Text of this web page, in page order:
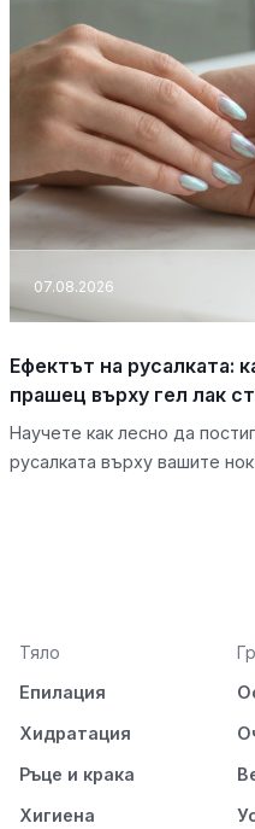
07.08.2026
Ефектът на русалката:
прашец върху гел лак
Научете как лесно да
русалката върху вашите
Тяло
Епилация
Хидратация
Ръце и крака
Хигиена